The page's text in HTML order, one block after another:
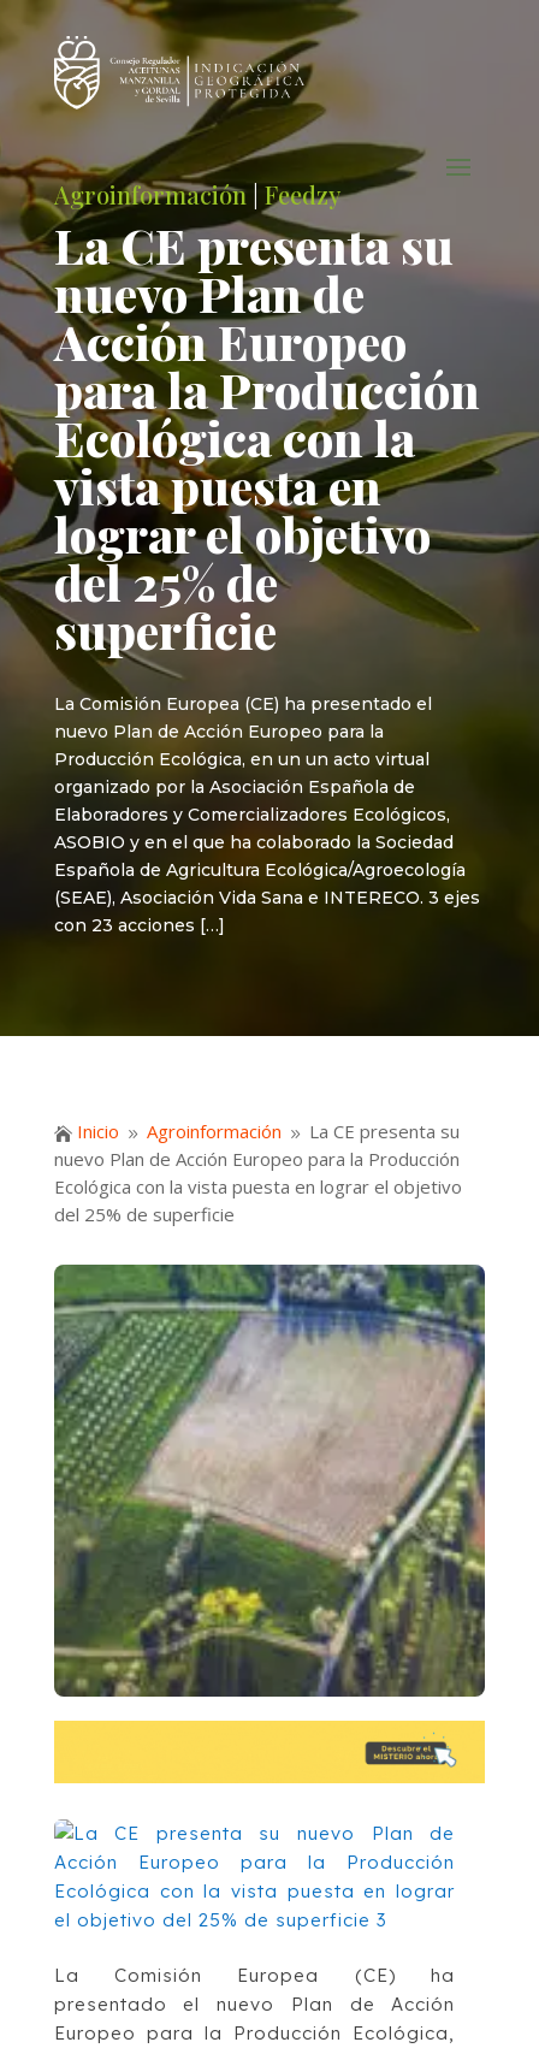
Agroinformación Feedzy
La CE presenta su
nuevo Plan de
Acción Europeo
para la Producción
Ecológica con la
vista puesta en
lograr el objetivo
del 25% de
superficie
La Comisión Europea (CE) ha presentado el
nuevo Plan de Acción Europeo para la
Producción Ecológica, en un un acto virtual
organizado por la Asociación Española de
Elaboradores y Comercializadores Ecológicos,
ASOBIO y en el que ha colaborado la Sociedad
Española de Agricultura Ecológica/Agroecología
(SEAE), Asociación Vida Sana e INTERECO. 3 ejes
con 23 acciones […]
 Inicio 9 Agroinformación 9 La CE presenta su
nuevo Plan de Acción Europeo para la Producción
Ecológica con la vista puesta en lograr el objetivo
del 25% de superficie
La Comisión Europea (CE) ha
presentado el nuevo Plan de Acción
Europeo para la Producción Ecológica,